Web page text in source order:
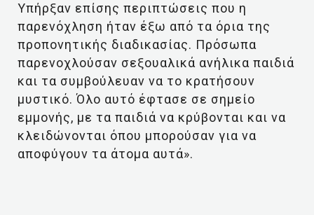
Υπήρξαν επίσης περιπτώσεις που η
παρενόχληση ήταν έξω από τα όρια της
προπονητικής διαδικασίας. Πρόσωπα
παρενοχλούσαν σεξουαλικά ανήλικα παιδιά
και τα συμβούλευαν να το κρατήσουν
μυστικό. Όλο αυτό έφτασε σε σημείο
εμμονής, με τα παιδιά να κρύβονται και να
κλειδώνονται όπου μπορούσαν για να
αποφύγουν τα άτομα αυτά».